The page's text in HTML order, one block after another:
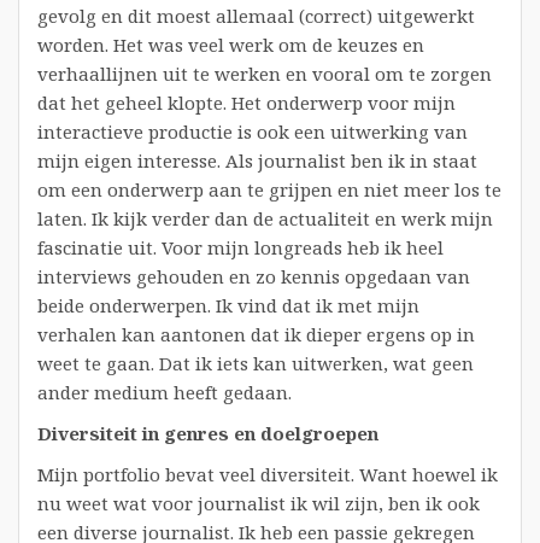
gevolg en dit moest allemaal (correct) uitgewerkt
worden. Het was veel werk om de keuzes en
verhaallijnen uit te werken en vooral om te zorgen
dat het geheel klopte. Het onderwerp voor mijn
interactieve productie is ook een uitwerking van
mijn eigen interesse. Als journalist ben ik in staat
om een onderwerp aan te grijpen en niet meer los te
laten. Ik kijk verder dan de actualiteit en werk mijn
fascinatie uit. Voor mijn longreads heb ik heel
interviews gehouden en zo kennis opgedaan van
beide onderwerpen. Ik vind dat ik met mijn
verhalen kan aantonen dat ik dieper ergens op in
weet te gaan. Dat ik iets kan uitwerken, wat geen
ander medium heeft gedaan.
Diversiteit in genres en doelgroepen
Mijn portfolio bevat veel diversiteit. Want hoewel ik
nu weet wat voor journalist ik wil zijn, ben ik ook
een diverse journalist. Ik heb een passie gekregen